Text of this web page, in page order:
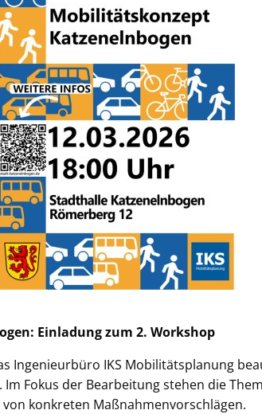
Einladung zum 2. Workshop
Ingenieurbüro IKS Mobilitätsplanung
Fokus der Bearbeitung stehen die
konkreten Maß­nahmenvorschlägen.